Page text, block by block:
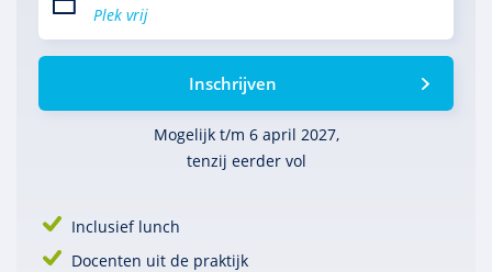
Plek vrij
Inschrijven
Mogelijk t/m 6 april 2027,
tenzij eerder vol
Inclusief lunch
Docenten uit de praktijk